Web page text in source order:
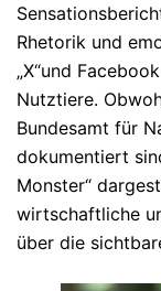
Rhetorik und
„X“und
Nutztiere.
Bundesamt für
dokumentiert
Monster“
wirtschaftliche
über die